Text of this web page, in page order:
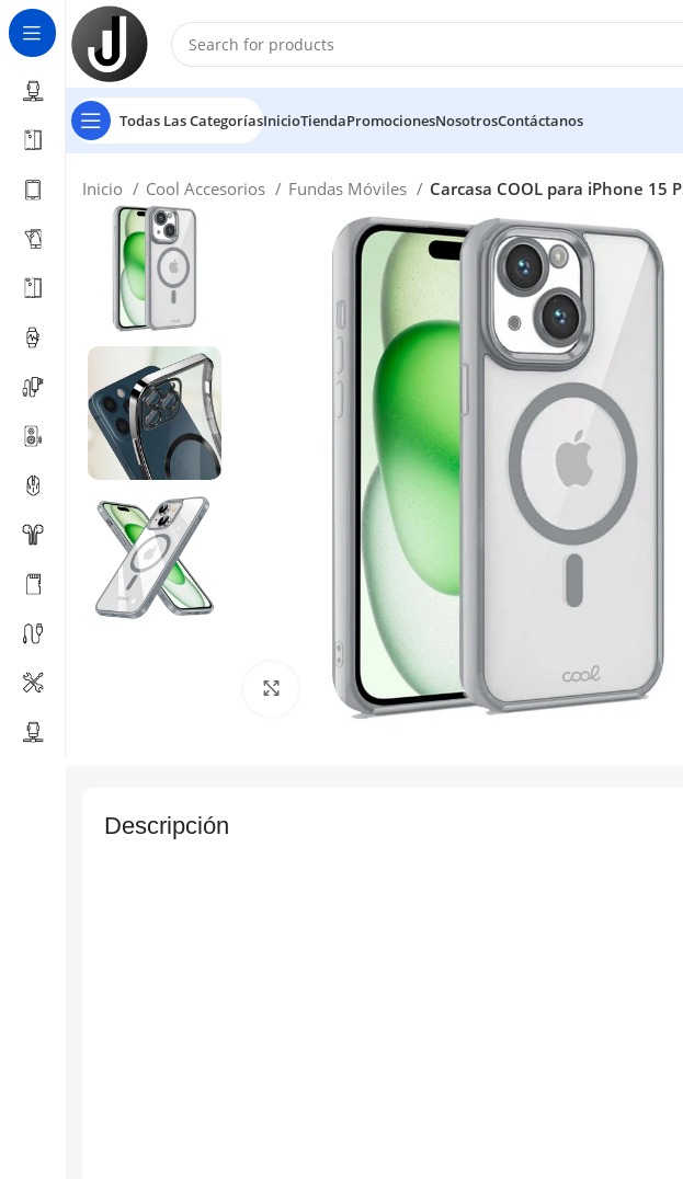
Todas Las CategoríasInicioTiendaPromocionesNosotrosContáctanos
Inicio Cool Accesorios Fundas Móviles Carcasa COOL para iPhone 15
Click to enlarge
Descripción